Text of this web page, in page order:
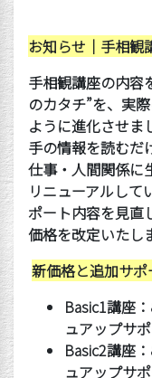
お知らせ｜手相観
手相観講座の内容
のカタチ”を、実
ように進化させま
手の情報を読むだ
仕事・人間関係に
リニューアルして
ポート内容を見直
価格を改定いたし
新価格と追加サポ
Basic1講座
ュアップサ
Basic2講座
ュアップサ